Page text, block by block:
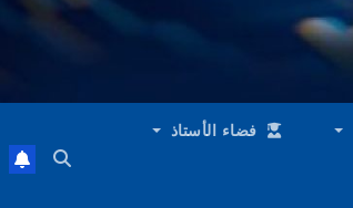
فضاء الأستاذ